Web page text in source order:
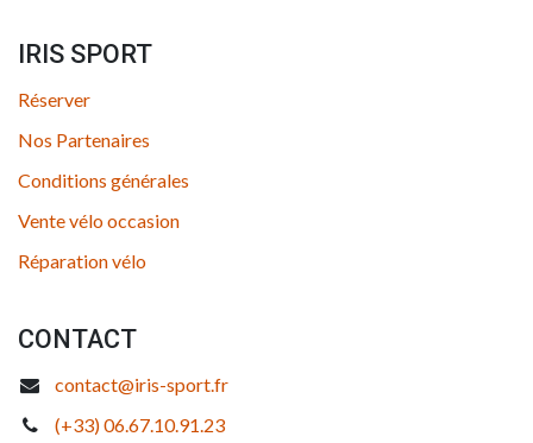
IRIS SPORT
Réserver
Nos Partenaires
Conditions générales
Vente vélo occasion
Réparation vélo
CONTACT
contact@iris-sport.fr
(+33) 06.67.10.91.23